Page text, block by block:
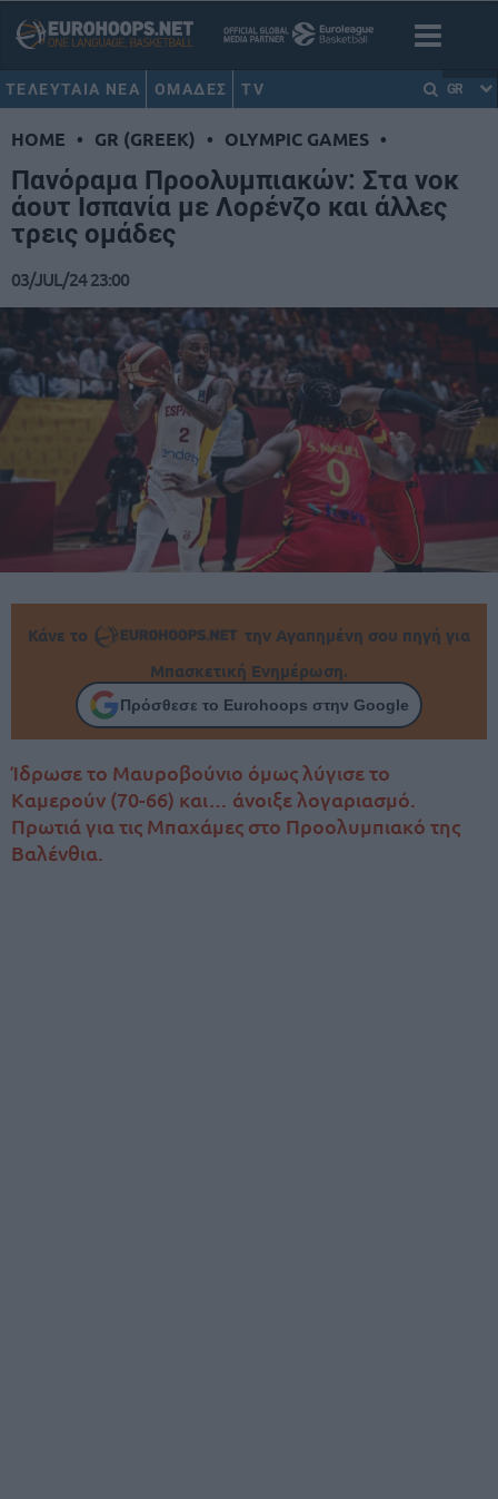
ΤΕΛΕΥΤΑΙΑ ΝΕΑ ΟΜΑΔΕΣ TV GR
HOME • GR (GREEK) • OLYMPIC GAMES •
Πανόραμα Προολυμπιακών: Στα νοκ
άουτ Ισπανία με Λορένζο και άλλες
τρεις ομάδες
03/JUL/24 23:00
Κάνε το
την Αγαπημένη σου πηγή για
Μπασκετική Ενημέρωση.
Πρόσθεσε το Eurohoops στην Google
Ίδρωσε το Μαυροβούνιο όμως λύγισε το
Καμερούν (70-66) και… άνοιξε λογαριασμό.
Πρωτιά για τις Μπαχάμες στο Προολυμπιακό της
Βαλένθια.